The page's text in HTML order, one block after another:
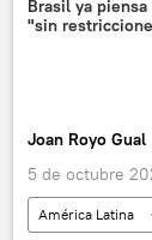
Brasil ya
"sin
Joan Royo Gual
5 de octubre
América Latina